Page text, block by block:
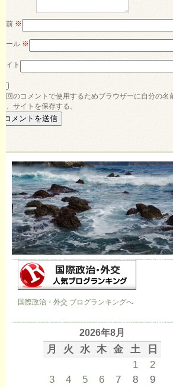
前 ※
ール ※
イト
回のコメントで使用するためブラウザーに自分の名
、サイトを保存する。
国際政治・外交 ブログランキングへ
2026年8月
月 火 水 木 金 土
日
1
2
3
4 5 6 7 8
9